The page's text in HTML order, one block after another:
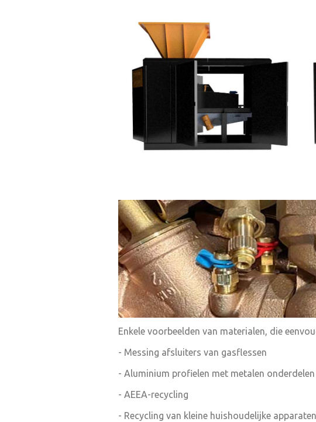
Enkele voorbeelden van materialen, die
- Messing afsluiters van gasflessen
- Aluminium profielen met metalen onderdelen
- AEEA-recycling
- Recycling van kleine huishoudelijke apparaten